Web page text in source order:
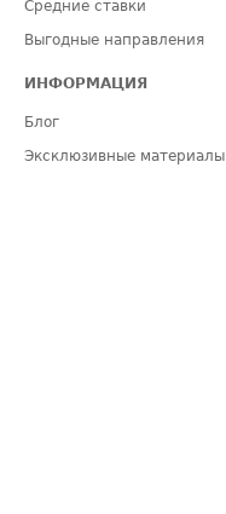
Средние ставки
Выгодные направления
ИНФОРМАЦИЯ
Блог
Эксклюзивные материалы